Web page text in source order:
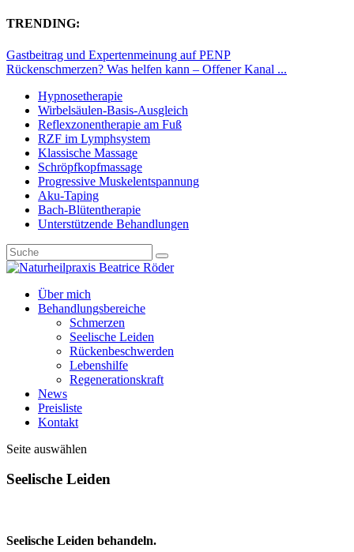
TRENDING:
Gastbeitrag und Expertenmeinung auf PENP
Rückenschmerzen? Was helfen kann – Offener Kanal ...
Hypnosetherapie
Wirbelsäulen-Basis-Ausgleich
Reflexzonentherapie am Fuß
RZF im Lymphsystem
Klassische Massage
Schröpfkopfmassage
Progressive Muskelentspannung
Aku-Taping
Bach-Blütentherapie
Unterstützende Behandlungen
Über mich
Behandlungsbereiche
Schmerzen
Seelische Leiden
Rückenbeschwerden
Lebenshilfe
Regenerationskraft
News
Preisliste
Kontakt
Seite auswählen
Seelische Leiden
Seelische Leiden behandeln.